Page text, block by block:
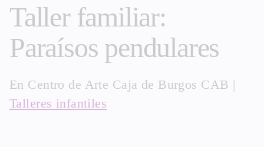
Taller familiar:
Paraísos pendulares
En Centro de Arte Caja de Burgos CAB |
Talleres infantiles